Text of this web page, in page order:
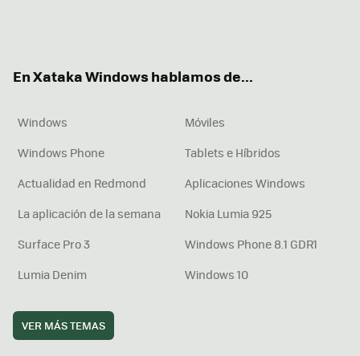
En Xataka Windows hablamos de...
Windows
Móviles
Windows Phone
Tablets e Híbridos
Actualidad en Redmond
Aplicaciones Windows
La aplicación de la semana
Nokia Lumia 925
Surface Pro 3
Windows Phone 8.1 GDR1
Lumia Denim
Windows 10
VER MÁS TEMAS